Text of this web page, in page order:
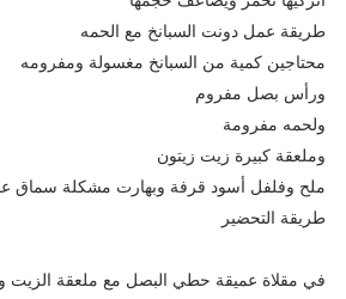
طريقة عمل دونت السبانخ مع الحمه
محتاجين كمية من السبانخ مغسولة ومفرومه
ورأس بصل مفروم
ولحمه مفرومة
وملعقة كبيرة زيت زيتون
ملح وفلفل أسود قرفة وبهارت مشكلة سماق
طريقة التحضير
في مقلاة عميقة حطي البصل مع ملعقة الزيت